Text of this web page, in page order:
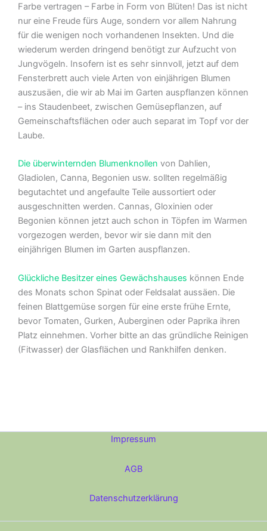
Farbe vertragen – Farbe in Form von Blüten! Das ist nicht
nur eine Freude fürs Auge, sondern vor allem Nahrung
für die wenigen noch vorhandenen Insekten. Und die
wiederum werden dringend benötigt zur Aufzucht von
Jungvögeln. Insofern ist es sehr sinnvoll, jetzt auf dem
Fensterbrett auch viele Arten von einjährigen Blumen
auszusäen, die wir ab Mai im Garten auspflanzen können
– ins Staudenbeet, zwischen Gemüsepflanzen, auf
Gemeinschaftsflächen oder auch separat im Topf vor der
Laube.
Die überwinternden Blumenknollen von Dahlien,
Gladiolen, Canna, Begonien usw. sollten regelmäßig
begutachtet und angefaulte Teile aussortiert oder
ausgeschnitten werden. Cannas, Gloxinien oder
Begonien können jetzt auch schon in Töpfen im Warmen
vorgezogen werden, bevor wir sie dann mit den
einjährigen Blumen im Garten auspflanzen.
Glückliche Besitzer eines Gewächshauses können Ende
des Monats schon Spinat oder Feldsalat aussäen. Die
feinen Blattgemüse sorgen für eine erste frühe Ernte,
bevor Tomaten, Gurken, Auberginen oder Paprika ihren
Platz einnehmen. Vorher bitte an das gründliche Reinigen
(Fitwasser) der Glasflächen und Rankhilfen denken.
Impressum
AGB
Datenschutzerklärung